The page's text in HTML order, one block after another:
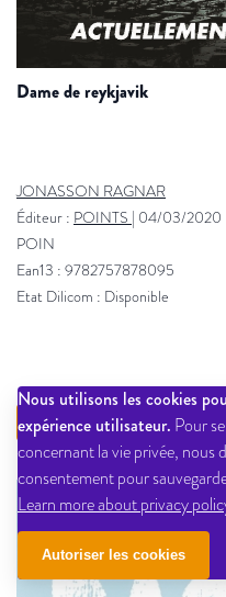
Nous utilisons les cookies
expérience utilisateur. Pour
concernant la vie privée, nous
consentement pour
Learn more about privacy
Autoriser les cookies
dame de reykjavik
JONASSON RAGNAR
Éditeur : POINTS | 04/03/2020
POIN
Ean13 : 9782757878095
Etat Dilicom : Disponible